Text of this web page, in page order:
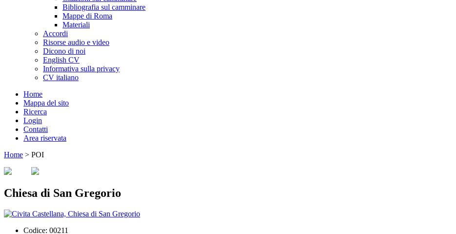
Bibliografia sul camminare
Mappe di Roma
Materiali
Accordi
Risorse audio e video
Dicono di noi
English CV
Informativa sulla privacy
CV italiano
Home
Mappa del sito
Ricerca
Login
Contatti
Area riservata
Home > POI
Chiesa di San Gregorio
Codice: 00211